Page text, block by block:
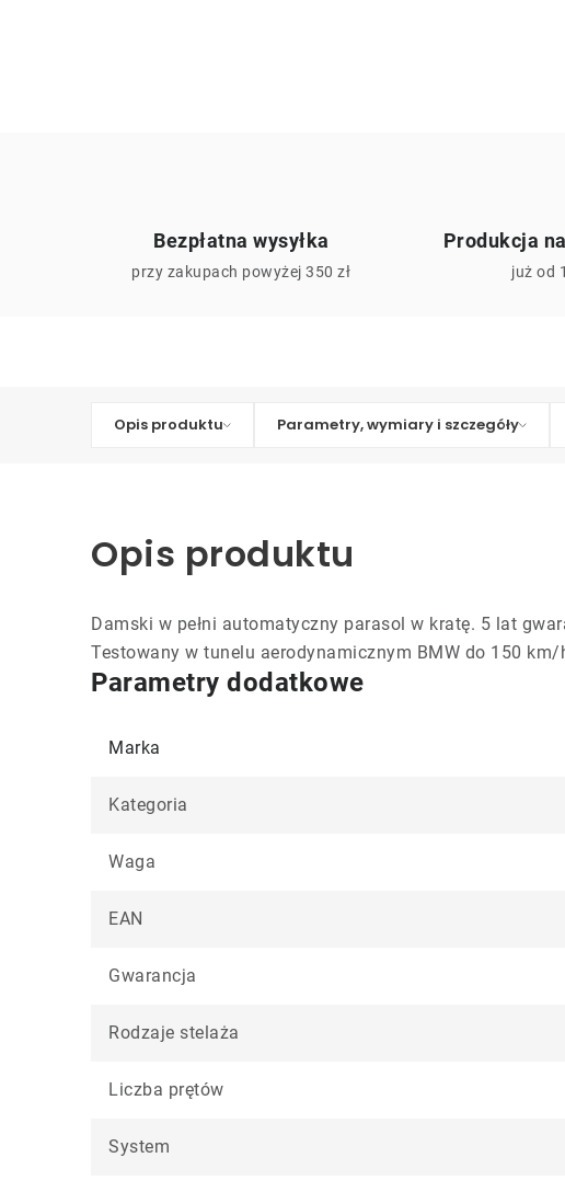
Bezpłatna wysyłka
przy zakupach powyżej 350 zł
Produkcja
już od
Opis produktu Parametry, wymiary i szczegóły
Opis produktu
Damski w pełni automatyczny parasol w kratę. 5 lat
Testowany w tunelu aerodynamicznym BMW do 150
Parametry dodatkowe
Marka
Kategoria
Waga
EAN
Gwarancja
Rodzaje stelaża
Liczba prętów
System